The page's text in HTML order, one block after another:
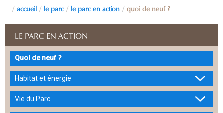
accueil le parc le parc en action quoi de neuf ?
LE PARC EN ACTION
Quoi de neuf ?
Habitat et énergie
Vie du Parc